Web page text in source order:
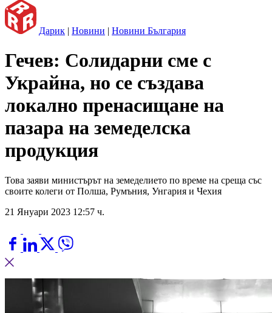
Дарик | Новини | Новини България
Гечев: Солидарни сме с
Украйна, но се създава
локално пренасищане на
пазара на земеделска
продукция
Това заяви министърът на земеделието по време на среща със
своите колеги от Полша, Румъния, Унгария и Чехия
21 Януари 2023 12:57 ч.